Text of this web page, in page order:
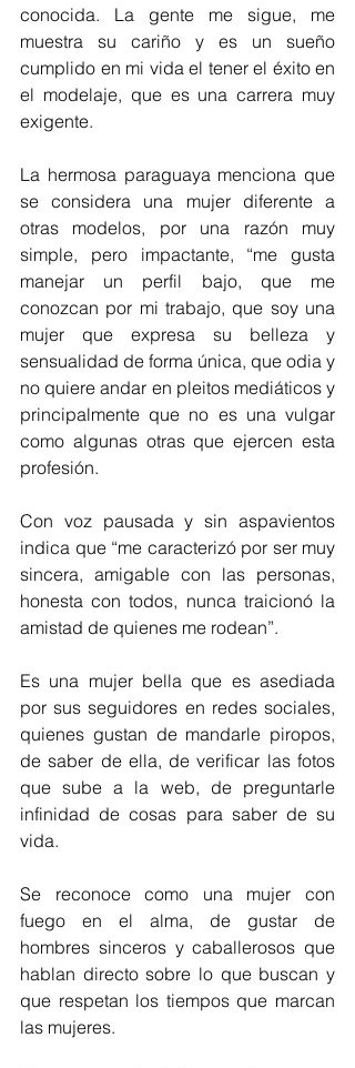
conocida. La gente me sigue, me
muestra su cariño y es un sueño
cumplido en mi vida el tener el éxito en
el modelaje, que es una carrera muy
exigente.
La hermosa paraguaya menciona que
se considera una mujer diferente a
otras modelos, por una razón muy
simple, pero impactante, “me gusta
manejar un perfil bajo, que me
conozcan por mi trabajo, que soy una
mujer que expresa su belleza y
sensualidad de forma única, que odia y
no quiere andar en pleitos mediáticos y
principalmente que no es una vulgar
como algunas otras que ejercen esta
profesión.
Con voz pausada y sin aspavientos
indica que “me caracterizó por ser muy
sincera, amigable con las personas,
honesta con todos, nunca traicionó la
amistad de quienes me rodean”.
Es una mujer bella que es asediada
por sus seguidores en redes sociales,
quienes gustan de mandarle piropos,
de saber de ella, de verificar las fotos
que sube a la web, de preguntarle
infinidad de cosas para saber de su
vida.
Se reconoce como una mujer con
fuego en el alma, de gustar de
hombres sinceros y caballerosos que
hablan directo sobre lo que buscan y
que respetan los tiempos que marcan
las mujeres.